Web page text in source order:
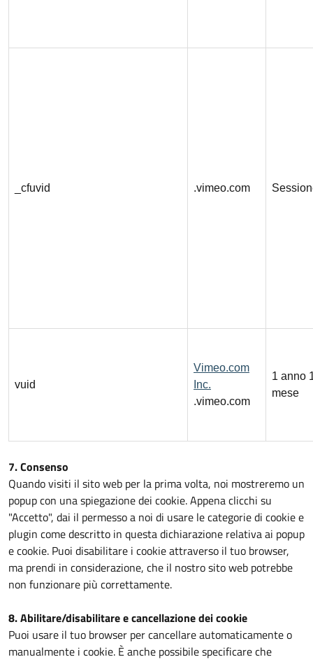
_cfuvid .vimeo.com
vuid
Vimeo.com
Inc.
.vimeo.com
1 anno
mese
7. Consenso
Quando visiti il sito web per la prima volta, noi mostreremo un
popup con una spiegazione dei cookie. Appena clicchi su
"Accetto", dai il permesso a noi di usare le categorie di cookie e
plugin come descritto in questa dichiarazione relativa ai popup
e cookie. Puoi disabilitare i cookie attraverso il tuo browser,
ma prendi in considerazione, che il nostro sito web potrebbe
non funzionare più correttamente.
8. Abilitare/disabilitare e cancellazione dei cookie
Puoi usare il tuo browser per cancellare automaticamente o
manualmente i cookie. È anche possibile specificare che